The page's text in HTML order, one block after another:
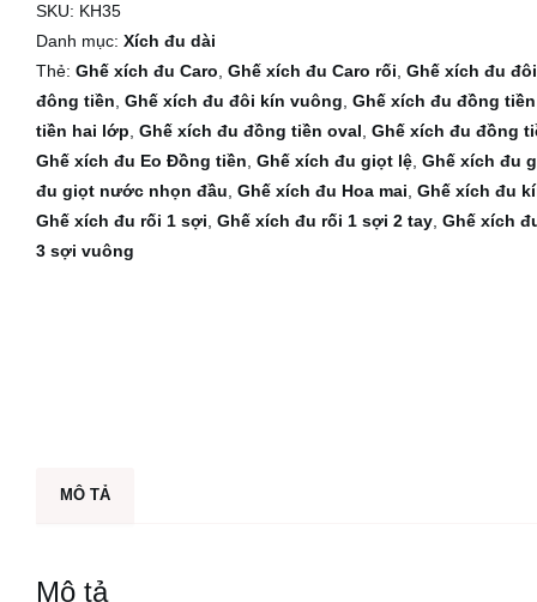
í
c
h
đ
u
l
ư
ỡ
i
SKU: KH35
Danh mục: Xích đu dài
Thẻ: Ghế xích đu Caro, Ghế xích đu Caro rối, Ghế xích đu
đông tiền, Ghế xích đu đôi kín vuông, Ghế xích đu đồng
tiền hai lớp, Ghế xích đu đồng tiền oval, Ghế xích đu đồng
Ghế xích đu Eo Đồng tiền, Ghế xích đu giọt lệ, Ghế xích đu
đu giọt nước nhọn đầu, Ghế xích đu Hoa mai, Ghế xích đu
Ghế xích đu rối 1 sợi, Ghế xích đu rối 1 sợi 2 tay, Ghế xích
3 sợi vuông
MÔ TẢ
Mô tả